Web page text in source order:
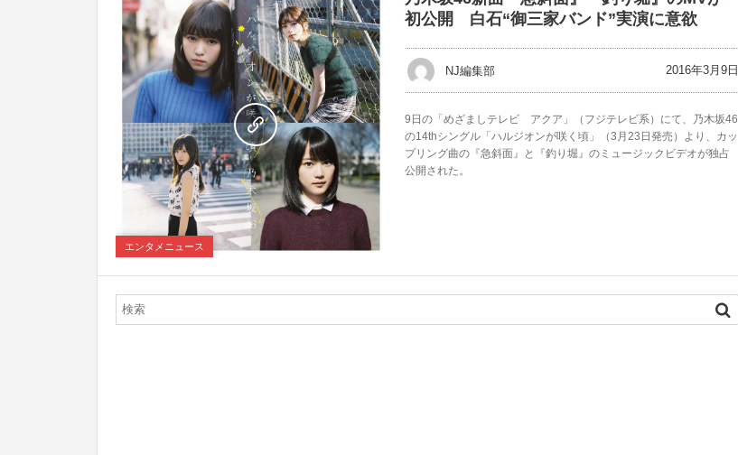
エンタメニュース
初公開 白石“御三家バンド”実演に意欲
NJ編集部 2016年3月9日
9日の「めざましテレビ アクア」（フジテレビ系）にて、乃木坂46
の14thシングル「ハルジオンが咲く頃」（3月23日発売）より、カッ
プリング曲の『急斜面』と『釣り堀』のミュージックビデオが独占
公開された。